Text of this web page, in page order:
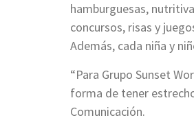
hamburguesas,
concursos, risas y
Además, cada niña y
“Para Grupo Sunset
forma de tener
Comunicación.